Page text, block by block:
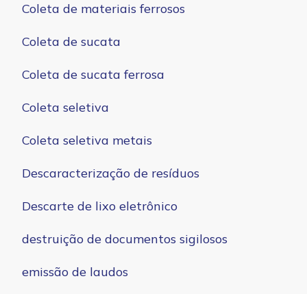
Coleta de materiais ferrosos
Coleta de sucata
Coleta de sucata ferrosa
Coleta seletiva
Coleta seletiva metais
Descaracterização de resíduos
Descarte de lixo eletrônico
destruição de documentos sigilosos
emissão de laudos